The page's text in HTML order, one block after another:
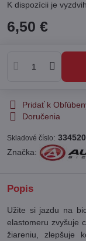
6,50 €
Pridať k
Doručenia
Skladové číslo:
Značka:
Popis
Užite si jazdu na
elastomeru zvyšuje
žiareniu, zlepšuje